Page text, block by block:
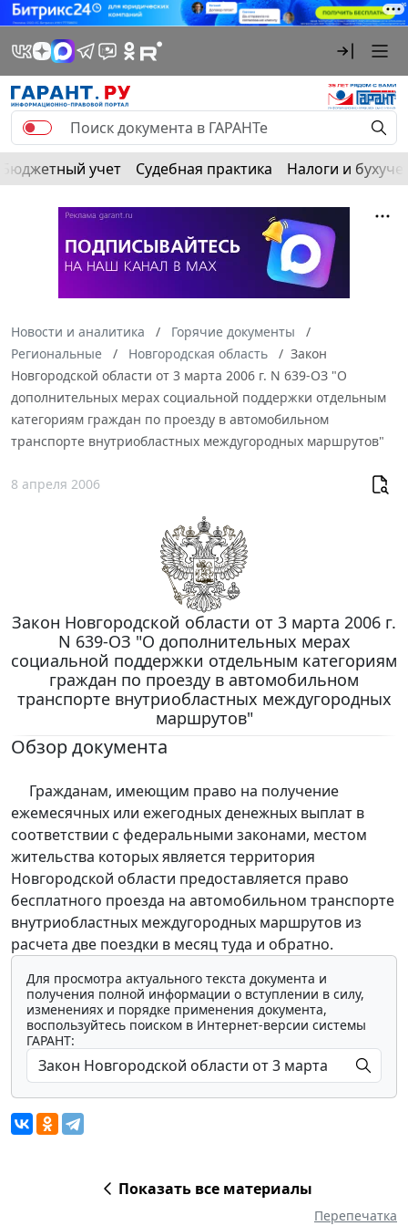
Бюджетный учет Судебная практика Налоги и
Новости и аналитика
Горячие документы
Региональные
Новгородская область
Закон
Новгородской области от 3 марта 2006 г. N 639-ОЗ "О
дополнительных мерах социальной поддержки отдельным
категориям граждан по проезду в автомобильном
транспорте внутриобластных междугородных маршрутов"
8 апреля 2006
Закон Новгородской области от 3 марта 2006 г.
N 639-ОЗ "О дополнительных мерах
социальной поддержки отдельным категориям
граждан по проезду в автомобильном
транспорте внутриобластных междугородных
маршрутов"
Обзор документа
Гражданам, имеющим право на получение
ежемесячных или ежегодных денежных выплат в
соответствии с федеральными законами, местом
жительства которых является территория
Новгородской области предоставляется право
бесплатного проезда на автомобильном транспорте
внутриобластных междугородных маршрутов из
расчета две поездки в месяц туда и обратно.
Для просмотра актуального текста документа и
получения полной информации о вступлении в силу,
изменениях и порядке применения документа,
воспользуйтесь поиском в Интернет-версии системы
ГАРАНТ:
Показать все материалы
Перепечатка